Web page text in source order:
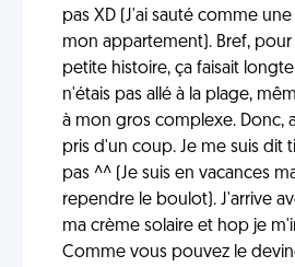
pas XD (J'ai sauté comme
mon appartement). Bref, pour
petite histoire, ça faisait
n'étais pas allé à la plage,
à mon gros complexe. Donc,
pris d'un coup. Je me suis dit
pas ^^ (Je suis en vacances
rependre le boulot). J'arrive
ma crème solaire et hop je
Comme vous pouvez le